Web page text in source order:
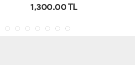
1,300.00 TL